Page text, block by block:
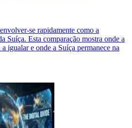
se rapidamente como a
Suíça. Esta comparação mostra onde a
a igualar e onde a Suíça permanece na